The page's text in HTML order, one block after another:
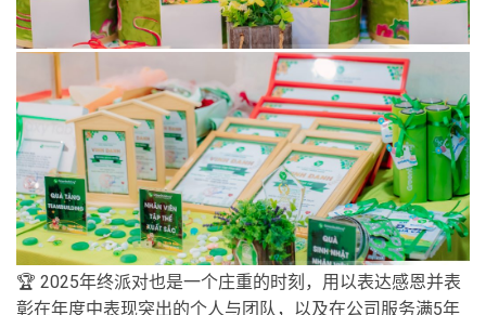
🏆 2025年终派对也是一个庄重的时刻，用以表达感恩并表
彰在年度中表现突出的个人与团队，以及在公司服务满5年